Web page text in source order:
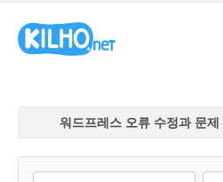
워드프레스 오류 수정과 문
워드프레스 오류 수정과 문